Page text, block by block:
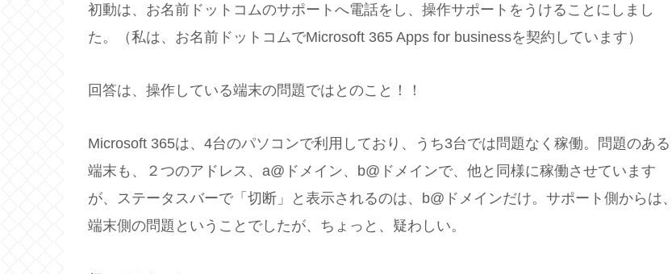
初動は、お名前ドットコムのサポートへ電話をし、操作サポートをうけることにしまし
た。（私は、お名前ドットコムでMicrosoft 365 Apps for businessを契約しています）
回答は、操作している端末の問題ではとのこと！！
Microsoft 365は、4台のパソコンで利用しており、うち3台では問題なく稼働。問題のある
端末も、２つのアドレス、a@ドメイン、b@ドメインで、他と同様に稼働させています
が、ステータスバーで「切断」と表示されるのは、b@ドメインだけ。サポート側からは、
端末側の問題ということでしたが、ちょっと、疑わしい。